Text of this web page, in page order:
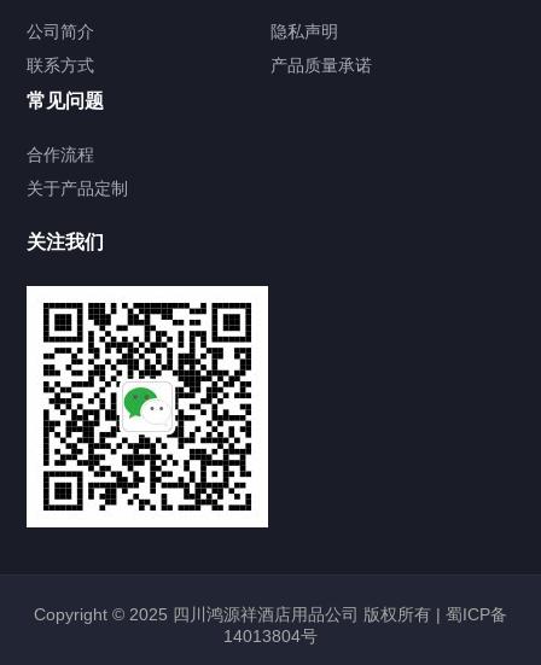
公司简介
联系方式
隐私声明
产品质量承诺
常见问题
合作流程
关于产品定制
关注我们
Copyright © 2025 四川鸿源祥酒店用品公司 版权所有 | 蜀ICP备
14013804号